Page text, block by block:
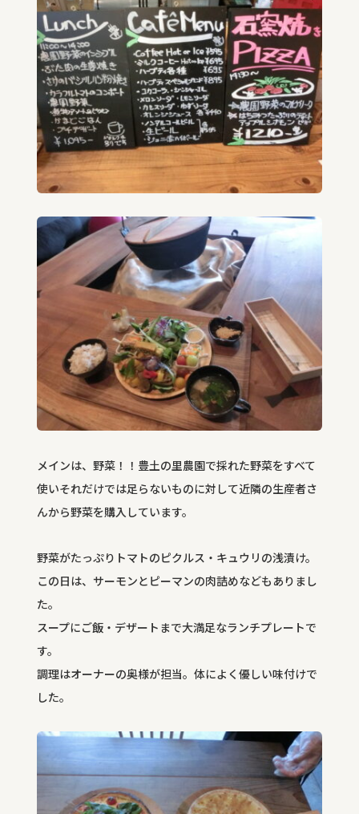
メインは、野菜！！豊土の里農園で採れた野菜をすべて
使いそれだけでは足らないものに対して近隣の生産者さ
んから野菜を購入しています。
野菜がたっぷりトマトのピクルス・キュウリの浅漬け。
この日は、サーモンとピーマンの肉詰めなどもありまし
た。
スープにご飯・デザートまで大満足なランチプレートで
す。
調理はオーナーの奥様が担当。体によく優しい味付けで
した。